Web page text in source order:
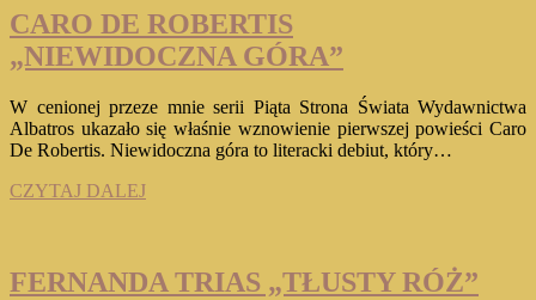
CARO DE ROBERTIS
„NIEWIDOCZNA GÓRA”
W cenionej przeze mnie serii Piąta Strona Świata Wydawnictwa
Albatros ukazało się właśnie wznowienie pierwszej powieści Caro
De Robertis. Niewidoczna góra to literacki debiut, który…
CZYTAJ DALEJCARO
GÓRA”
FERNANDA TRIAS „TŁUSTY RÓŻ”